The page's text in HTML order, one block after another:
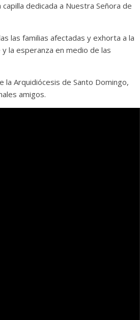
dedicada a Nuestra Señora de
las familias afectadas y exhorta a la
la esperanza en medio de las
la Arquidiócesis de Santo Domingo,
amigos.